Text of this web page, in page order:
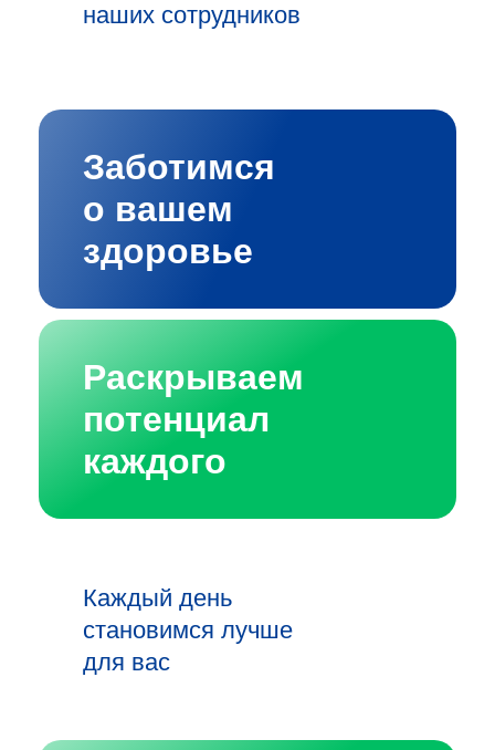
наших сотрудников
Заботимся
о вашем
здоровье
Раскрываем
потенциал
каждого
Каждый день
становимся лучше
для вас